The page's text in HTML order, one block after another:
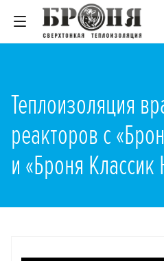
Теплоизоляция
реакторов с
и «Броня Классик